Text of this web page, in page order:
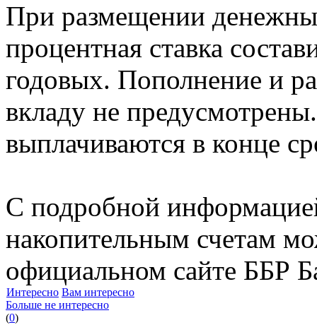
При размещении
процентная ставка
годовых. Пополнение и
вкладу не
выплачиваются в конце
С подробной
накопительным счетам
официальном сайте ББР
Интересно Вам интересно
Больше не интересно
(0)